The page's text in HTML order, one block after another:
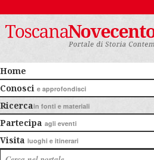
Home
Conosci e approfondisci
Ricercain fonti e materiali
Partecipa agli eventi
Visita luoghi e itinerari